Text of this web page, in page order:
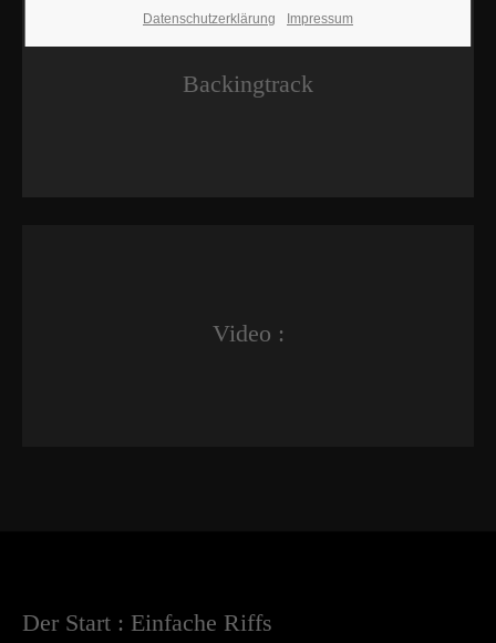
Backingtrack
Video :
Der Start : Einfache Riffs
Datenschutzerklärung Impressum